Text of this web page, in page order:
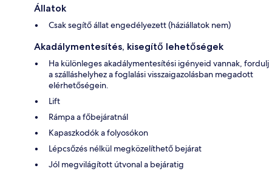
Állatok
Csak segítő állat engedélyezett (háziállatok nem)
Akadálymentesítés, kisegítő lehetőségek
Ha különleges akadálymentesítési igényeid vannak, fordulj
a szálláshelyhez a foglalási visszaigazolásban megadott
elérhetőségein.
Lift
Rámpa a főbejáratnál
Kapaszkodók a folyosókon
Lépcsőzés nélkül megközelíthető bejárat
Jól megvilágított útvonal a bejáratig